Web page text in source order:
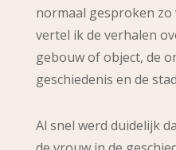
normaal gesproken
vertel ik de verhalen
gebouw of object, de
geschiedenis en de
Al snel werd duidelijk